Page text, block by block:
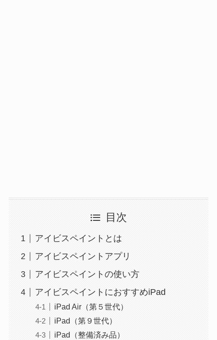
目次
アイビスペイントとは
アイビスペイントアプリ
アイビスペイントの使い方
アイビスペイントにおすすめiPad
iPad Air（第５世代）
iPad（第９世代）
iPad（整備済み品）